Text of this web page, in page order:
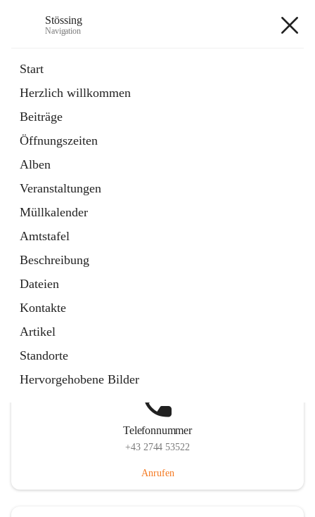
Stössing
Navigation
Start
Herzlich willkommen
Beiträge
Öffnungszeiten
Alben
Veranstaltungen
Müllkalender
Amtstafel
Beschreibung
Dateien
Kontakte
Artikel
Standorte
Hervorgehobene Bilder
Datei
in
Tab
Kindergarten
öffnet
in
neuem
Tab
Telefonnummer
+43 2744 53522
Anrufen